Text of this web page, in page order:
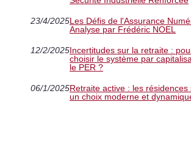
23/4/2025Les Défis de l'Assurance
Analyse par Frédéric NOEL
12/2/2025Incertitudes sur la retraite :
choisir le système par
le PER ?
06/1/2025Retraite active : les résidences
un choix moderne et